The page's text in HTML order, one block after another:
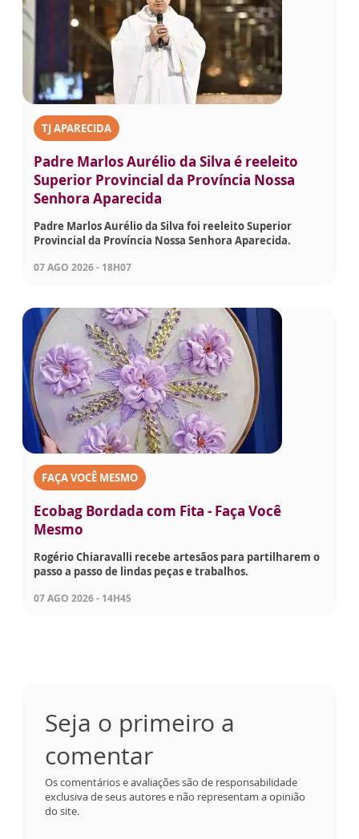
TJ APARECIDA
Padre Marlos Aurélio da Silva é reeleito
Superior Provincial da Província Nossa
Senhora Aparecida
Padre Marlos Aurélio da Silva foi reeleito Superior
Provincial da Província Nossa Senhora Aparecida.
07 AGO 2026 - 18H07
FAÇA VOCÊ MESMO
Ecobag Bordada com Fita - Faça Você
Mesmo
Rogério Chiaravalli recebe artesãos para partilharem o
passo a passo de lindas peças e trabalhos.
07 AGO 2026 - 14H45
Seja o primeiro a
comentar
Os comentários e avaliações são de responsabilidade
exclusiva de seus autores e não representam a opinião
do site.